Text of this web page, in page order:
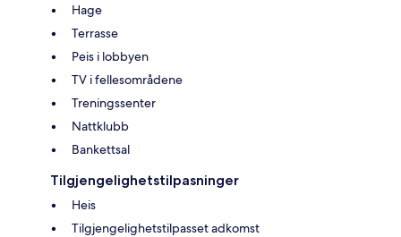
Hage
Terrasse
Peis i lobbyen
TV i fellesområdene
Treningssenter
Nattklubb
Bankettsal
Tilgjengelighetstilpasninger
Heis
Tilgjengelighetstilpasset adkomst